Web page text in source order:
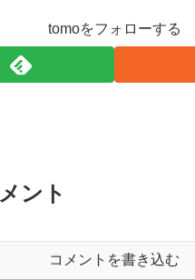
tomoをフォローする
メント
コメントを書き込む